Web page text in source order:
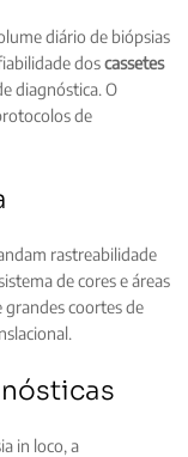
diário de biópsias
doscassetes
diagnóstica. O
de
rastreabilidade
de cores e áreas
coortes de
in loco, a